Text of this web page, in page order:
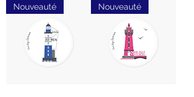
Nouveauté Nouveauté